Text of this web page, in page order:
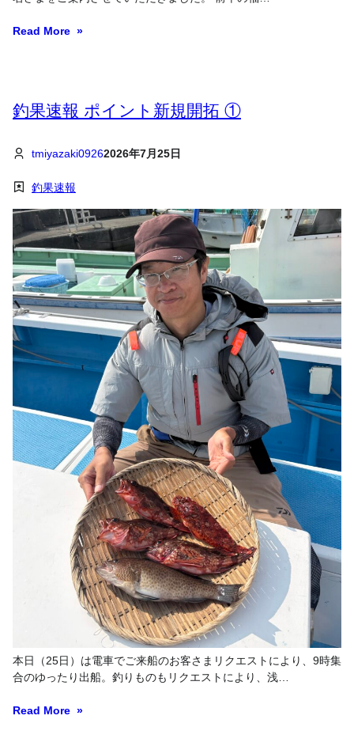
Read More
釣果速報 ポイント新規開拓 ①
tmiyazaki09262026年7月25日
釣果速報
本日（25日）は電車でご来船のお客さまリクエストにより、9時集
合のゆったり出船。釣りものもリクエストにより、浅…
Read More